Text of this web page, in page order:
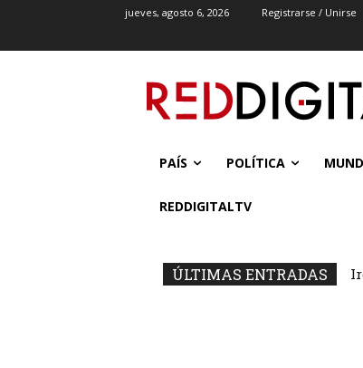
jueves, agosto 6, 2026 Registrarse / Unirse
PAÍS POLÍTICA
REDDIGITALTV
ÚLTIMAS ENTRADAS